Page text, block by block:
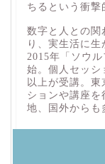
ちるという衝撃
数字と人との関
り、実生活に生
2015年「ソウ
始。個人セッシ
以上が受講。
ションや講座を
地、国外からも